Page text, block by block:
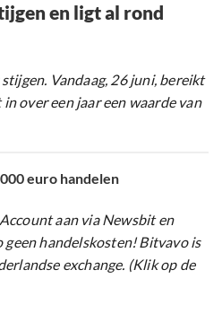
en ligt al rond
Vandaag, 26 juni, bereikt
over een jaar een waarde van
euro handelen
aan via Newsbit en
geen handelskosten! Bitvavo is
exchange. (Klik op de